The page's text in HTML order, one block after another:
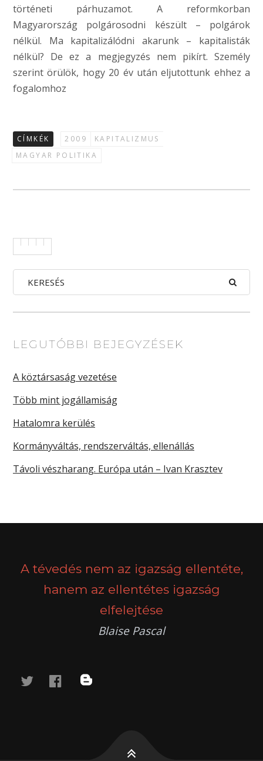
történeti párhuzamot. A reformkorban
Magyarország polgárosodni készült – polgárok
nélkül. Ma kapitalizálódni akarunk – kapitalisták
nélkül? De ez a megjegyzés nem pikírt. Személy
szerint örülök, hogy 20 év után eljutottunk ehhez a
fogalomhoz
CÍMKÉK 2009
KAPITALIZMUS
MAGYAR POLITIKA
LEGUTÓBBI BEJEGYZÉSEK
A köztársaság vezetése
Több mint jogállamiság
Hatalomra kerülés
Kormányváltás, rendszerváltás, ellenállás
Távoli vészharang. Európa után – Ivan Krasztev
A tévedés nem az igazság ellentéte,
hanem az ellentétes igazság
elfelejtése
Blaise Pascal
twitterfacebook
blog